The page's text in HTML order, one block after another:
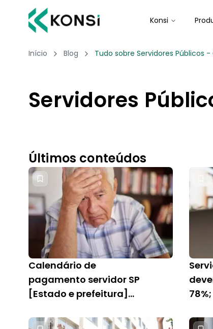
Konsi
Início Blog Tudo sobre Servidores Públicos
Servidores
Últimos conteúdos
Calendário de
pagamento servidor SP
[Estado e prefeitura]